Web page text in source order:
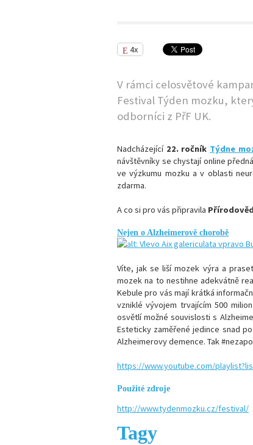
4x
V rámci celosvětové
Festival Týden mozku,
odborníci z PřF UK.
Nadcházející 22. ročník Týdne
návštěvníky se chystají online
ve výzkumu mozku a v oblasti
zdarma.
A co si pro vás připravila
Nejen o Alzheimerově chorobě
Víte, jak se liší mozek výra a
mozek na to nestihne adekvátně
Kebule pro vás mají krátká
vzniklé vývojem trvajícím 500
osvětlí možné souvislosti s
Esteticky zaměřené jedince snad
Alzheimerovy demence. Tak
https://www.youtube.com/
Použité zdroje
http://www.tydenmozku.cz/festival/
Tagy